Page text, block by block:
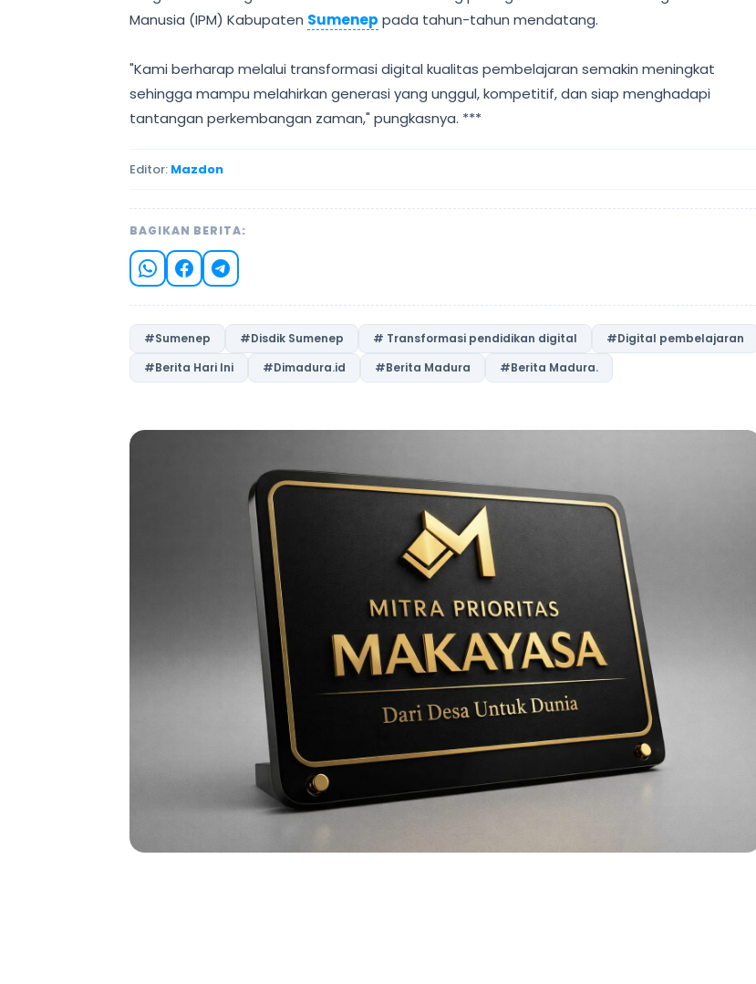
Manusia (IPM) Kabupaten Sumenep pada tahun-tahun mendatang.
‎"Kami berharap melalui transformasi digital kualitas pembelajaran semakin meningkat
sehingga mampu melahirkan generasi yang unggul, kompetitif, dan siap menghadapi
tantangan perkembangan zaman," pungkasnya. ***
Editor: Mazdon
BAGIKAN BERITA:
#Sumenep #Disdik Sumenep # Transformasi pendidikan digital
#Digital pembelajaran
#Berita Hari Ini
#Dimadura.id #Berita Madura #Berita Madura.